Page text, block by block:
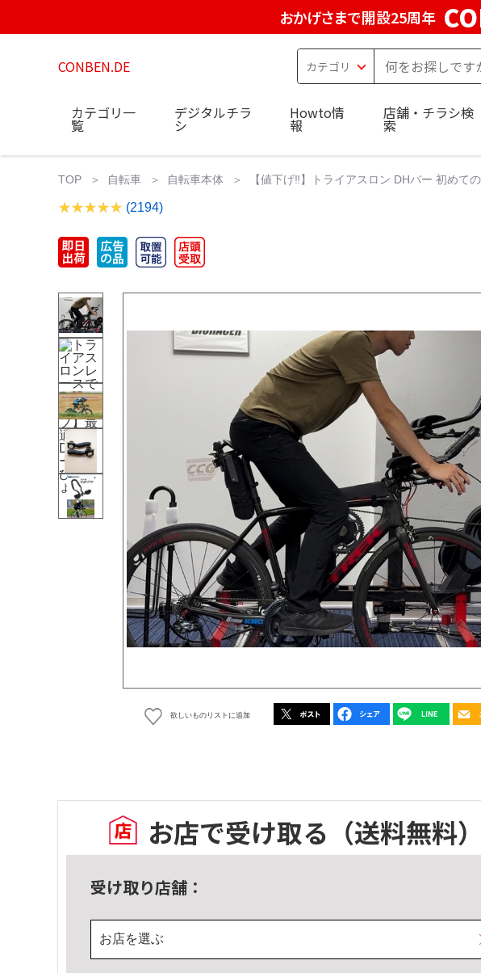
おかげさまで開設25周年
CONBEN.DE
カテゴリ一
覧
デジタルチラ
シ
Howto情
報
店舗・チラシ検
索
TOP 自転車 自転車本体 【値下げ‼️】トライアスロン DHバー 初め
(2194)
欲しいものリストに追加
お店で受け取る （送料無料）
受け取り店舗：
お店を選ぶ